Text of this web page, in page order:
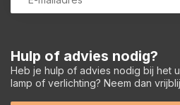
Hulp of advies nodig?
Heb je hulp of advies nodig bij het
lamp of verlichting? Neem dan